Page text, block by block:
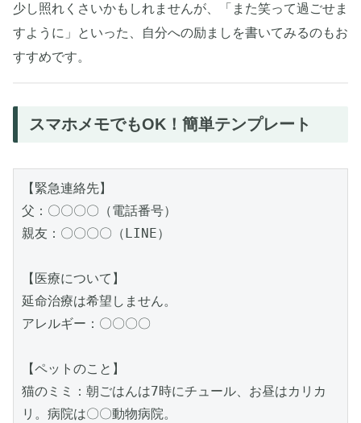
少し照れくさいかもしれませんが、「また笑って過ごせま
すように」といった、自分への励ましを書いてみるのもお
すすめです。
スマホメモでもOK！簡単テンプレート
【緊急連絡先】
父：〇〇〇〇（電話番号）
親友：〇〇〇〇（LINE）
【医療について】
延命治療は希望しません。
アレルギー：〇〇〇〇
【ペットのこと】
猫のミミ：朝ごはんは7時にチュール、お昼はカリカ
リ。病院は〇〇動物病院。